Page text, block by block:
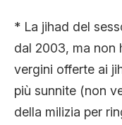
* La jihad del
dal 2003, ma non
vergini offerte ai
più sunnite (non
della milizia per